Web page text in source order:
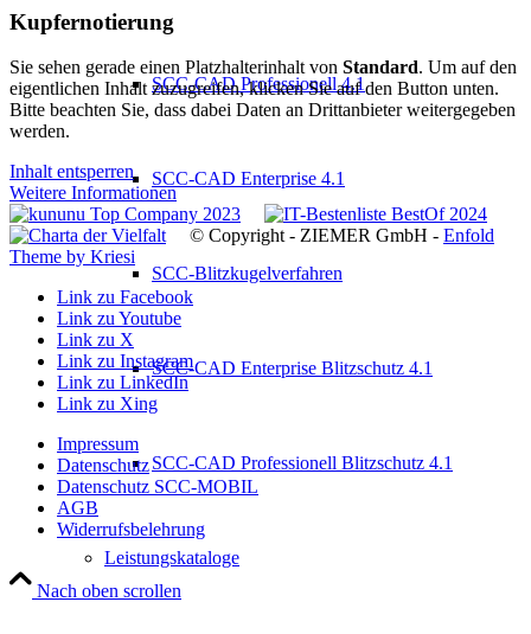
SCC-CAD Professionell 4.1
SCC-CAD Enterprise 4.1
SCC-Blitzkugelverfahren
SCC-CAD Enterprise Blitzschutz 4.1
SCC-CAD Professionell Blitzschutz 4.1
Leistungskataloge
Kupfernotierung
Sie sehen gerade einen Platzhalterinhalt von Standard. Um auf den
eigentlichen Inhalt zuzugreifen, klicken Sie auf den Button unten.
Bitte beachten Sie, dass dabei Daten an Drittanbieter weitergegeben
werden.
Inhalt entsperren
Weitere Informationen
© Copyright - ZIEMER GmbH - Enfold
Theme by Kriesi
Link zu Facebook
Link zu Youtube
Link zu X
Link zu Instagram
Link zu LinkedIn
Link zu Xing
Impressum
Datenschutz
Datenschutz SCC-MOBIL
AGB
Widerrufsbelehrung
Nach oben scrollen